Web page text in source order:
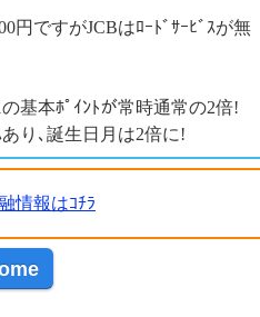
円ですがJCBはﾛｰﾄﾞｻｰﾋﾞｽが無
基本ﾎﾟｲﾝﾄが常時通常の2倍!
り､誕生日月は2倍に!
情報はｺﾁﾗ